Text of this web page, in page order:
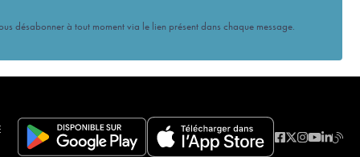
désabonner à tout moment via le lien présent dans chaque message.